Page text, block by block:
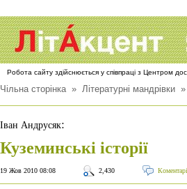
Робота сайту здійснюється у співпраці з Центром
Чільна сторінка» Літературні мандрівки »
Іван Андрусяк:
Куземинські історії
19 Жов 2010 08:08 2,430